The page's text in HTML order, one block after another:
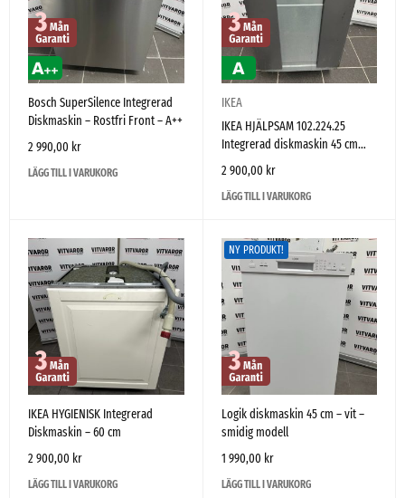
Bosch SuperSilence Integrerad
Diskmaskin – Rostfri Front – A++
2 990,00 kr
LÄGG TILL I VARUKORG
IKEA
IKEA HJÄLPSAM 102.224.25
Integrerad diskmaskin 45 cm
(tillverkad av Electrolux)
2 900,00 kr
LÄGG TILL I VARUKORG
IKEA HYGIENISK Integrerad
Diskmaskin – 60 cm
2 900,00 kr
LÄGG TILL I VARUKORG
NY PRODUKT!
Logik diskmaskin 45 cm – vit –
smidig modell
1 990,00 kr
LÄGG TILL I VARUKORG